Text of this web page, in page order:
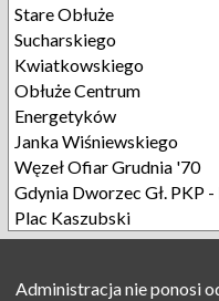
Stare Obłuże
Sucharskiego
Kwiatkowskiego
Obłuże Centrum
Energetyków
Janka Wiśniewskiego
Węzeł Ofiar Grudnia '70
Gdynia Dworzec Gł. PKP
Plac Kaszubski
Administracja nie ponosi